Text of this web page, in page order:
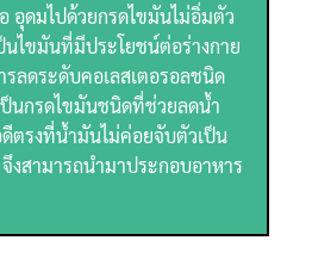
อุดมไปด้วยกรดไขมันไม่อิ่มตัว
ไขมันที่มีประโยชน์ต่อร่างกาย
รลดระดับคอเลสเตอรอลชนิด
ป็นกรดไขมันชนิดที่ช่วยลดน้ำ
ตรงที่น้ำมันไม่ค่อยจับตัวเป็น
งสามารถนำมาประกอบอาหาร